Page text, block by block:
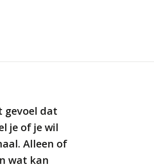
gevoel dat
je of je wil
Alleen of
wat kan